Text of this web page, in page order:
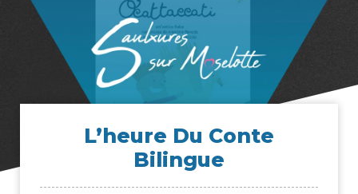
L’heure Du Conte
Bilingue